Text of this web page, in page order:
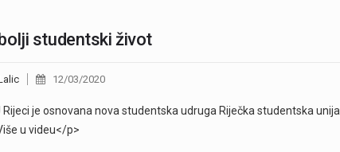
studentski život
12/03/2020
Rijeci je osnovana nova studentska udruga Riječka studentska unija